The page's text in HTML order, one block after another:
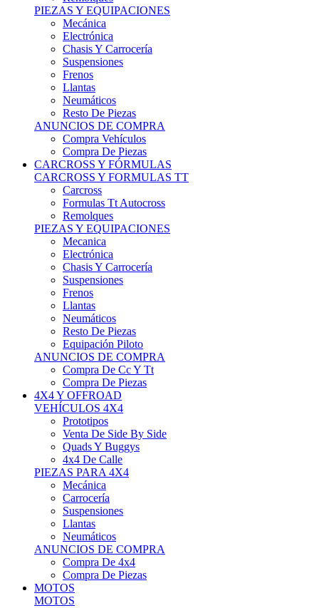
Mecánica
Electrónica
Chasis Y Carrocería
Suspensiones
Frenos
Llantas
Neumáticos
Resto De Piezas
ANUNCIOS DE COMPRA
Compra Vehículos
Compra De Piezas
CARCROSS Y FÓRMULAS
CARCROSS Y FORMULAS TT
Carcross
Formulas Tt Autocross
Remolques
PIEZAS Y EQUIPACIONES
Mecanica
Electrónica
Chasis Y Carrocería
Suspensiones
Frenos
Llantas
Neumáticos
Resto De Piezas
Equipación Piloto
ANUNCIOS DE COMPRA
Compra De Cc Y Tt
Compra De Piezas
4X4 Y OFFROAD
VEHÍCULOS 4X4
Prototipos
Venta De Side By Side
Quads Y Buggys
4x4 De Calle
PIEZAS PARA 4X4
Mecánica
Carrocería
Suspensiones
Llantas
Neumáticos
ANUNCIOS DE COMPRA
Compra De 4x4
Compra De Piezas
MOTOS
MOTOS
Motos De Circuito